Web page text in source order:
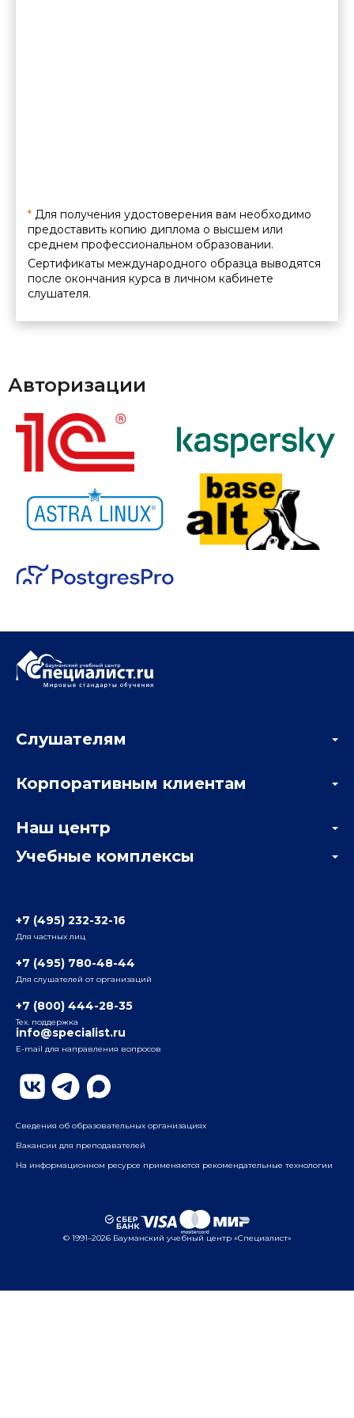
* Для получения удостоверения вам необходимо
предоставить копию диплома о высшем или
среднем профессиональном образовании.
Сертификаты международного образца выводятся
после окончания курса в личном кабинете
слушателя.
Авторизации
Учебные комплексы
Радио
ул. Радио, д.24, корпус 1, 2-й подъезд, 2-й этаж
ул. Воронцовская, д. 35Б, корп.2, 5-й этаж
Бауманский
ул. Бауманская, д. 6, стр. 2, бизнес-центр «Виктория
Плаза», 4-й этаж
Слушателям
Мастер-классы и вебинары
Корпоративным клиентам
Отзывы компаний
Наш центр
Информация о центре
+7 (495) 232-32-16
Для частных лиц
+7 (495) 780-48-44
Для слушателей от организаций
+7 (800) 444-28-35
Тех. поддержка
info@specialist.ru
E-mail для направления вопросов
Сведения об образовательных организациях
Вакансии для преподавателей
На информационном ресурсе применяются рекомендательные технологии
© 1991–2026 Бауманский учебный центр «Специалист»